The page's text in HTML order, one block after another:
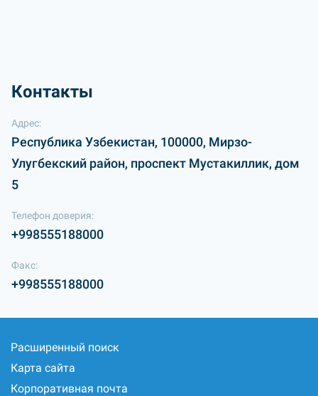
Контакты
Адрес:
Республика Узбекистан, 100000, Мирзо-
Улугбекский район, проспект Мустакиллик, дом
5
Телефон доверия:
+998555188000
Факс:
+998555188000
Расширенный поиск
Карта сайта
Корпоративная почта